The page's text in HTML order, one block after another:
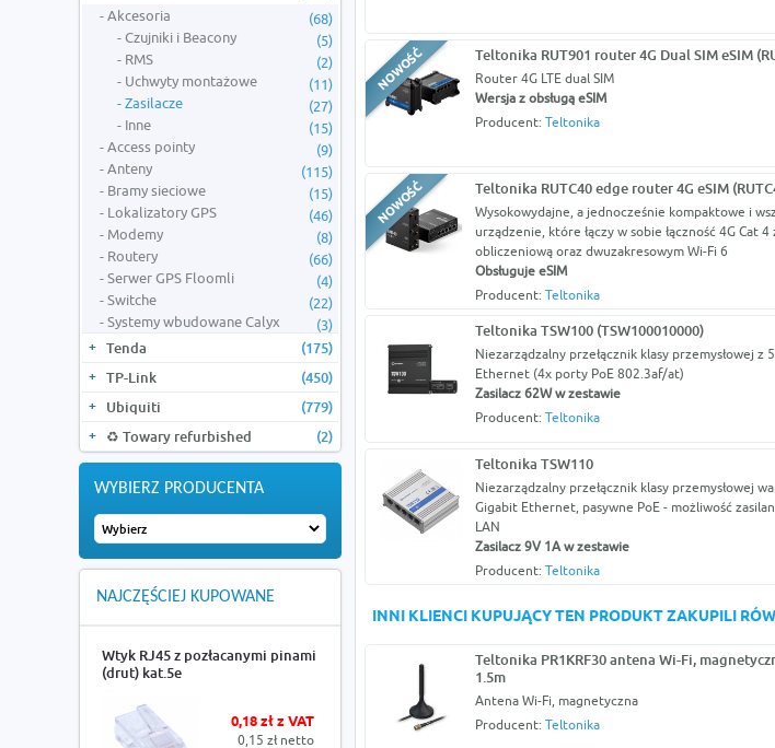
Akcesoria
(68)
Czujniki i Beacony
(5)
RMS
(2)
Uchwyty montażowe
(11)
Zasilacze
(27)
Inne
(15)
Access pointy
(9)
Anteny
(115)
Bramy sieciowe
(15)
Lokalizatory GPS
(46)
Modemy
(8)
Routery
(66)
Serwer GPS Floomli
(4)
Switche
(22)
Systemy wbudowane Calyx
(3)
Tenda
(175)
TP-Link
(450)
Ubiquiti
(779)
♻️ Towary refurbished
(2)
WYBIERZ PRODUCENTA
NAJCZĘŚCIEJ KUPOWANE
Wtyk RJ45 z pozłacanymi pinami
(drut) kat.5e
0,18 zł z VAT
0,15 zł netto
Teltonika RUT901 router 4G Dual SIM eSIM
Router 4G LTE dual SIM
Wersja z obsługą eSIM
Producent: Teltonika
Teltonika RUTC40 edge router 4G eSIM
Wysokowydajne, a jednocześnie kompaktowe i
urządzenie, które łączy w sobie łączność 4G Cat 4
obliczeniową oraz dwuzakresowym Wi-Fi 6
Obsługuje eSIM
Producent: Teltonika
Teltonika TSW100 (TSW100010000)
Niezarządzalny przełącznik klasy przemysłowej z
Ethernet (4x porty PoE 802.3af/at)
Zasilacz 62W w zestawie
Producent: Teltonika
Teltonika TSW110
Niezarządzalny przełącznik klasy przemysłowej
Gigabit Ethernet, pasywne PoE - możliwość
LAN
Zasilacz 9V 1A w zestawie
Producent: Teltonika
INNI KLIENCI KUPUJĄCY TEN PRODUKT ZAKUPILI
Teltonika PR1KRF30 antena Wi-Fi,
1.5m
Antena Wi-Fi, magnetyczna
Producent: Teltonika